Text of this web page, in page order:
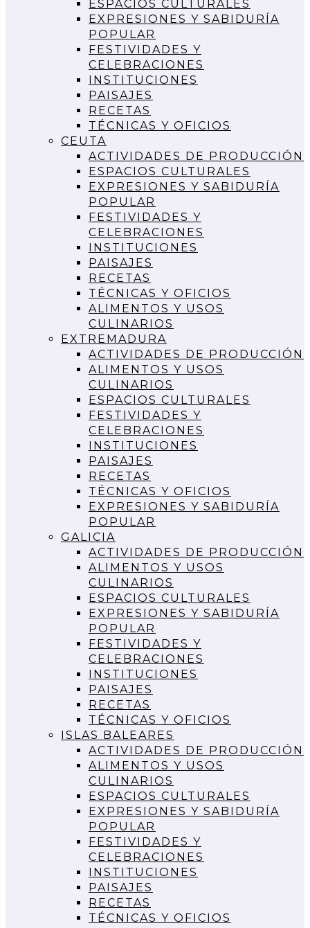
ESPACIOS CULTURALES
EXPRESIONES Y SABIDURÍA
POPULAR
FESTIVIDADES Y
CELEBRACIONES
INSTITUCIONES
PAISAJES
RECETAS
TÉCNICAS Y OFICIOS
CEUTA
ACTIVIDADES DE PRODUCCIÓN
ESPACIOS CULTURALES
EXPRESIONES Y SABIDURÍA
POPULAR
FESTIVIDADES Y
CELEBRACIONES
INSTITUCIONES
PAISAJES
RECETAS
TÉCNICAS Y OFICIOS
ALIMENTOS Y USOS
CULINARIOS
EXTREMADURA
ACTIVIDADES DE PRODUCCIÓN
ALIMENTOS Y USOS
CULINARIOS
ESPACIOS CULTURALES
FESTIVIDADES Y
CELEBRACIONES
INSTITUCIONES
PAISAJES
RECETAS
TÉCNICAS Y OFICIOS
EXPRESIONES Y SABIDURÍA
POPULAR
GALICIA
ACTIVIDADES DE PRODUCCIÓN
ALIMENTOS Y USOS
CULINARIOS
ESPACIOS CULTURALES
EXPRESIONES Y SABIDURÍA
POPULAR
FESTIVIDADES Y
CELEBRACIONES
INSTITUCIONES
PAISAJES
RECETAS
TÉCNICAS Y OFICIOS
ISLAS BALEARES
ACTIVIDADES DE PRODUCCIÓN
ALIMENTOS Y USOS
CULINARIOS
ESPACIOS CULTURALES
EXPRESIONES Y SABIDURÍA
POPULAR
FESTIVIDADES Y
CELEBRACIONES
INSTITUCIONES
PAISAJES
RECETAS
TÉCNICAS Y OFICIOS